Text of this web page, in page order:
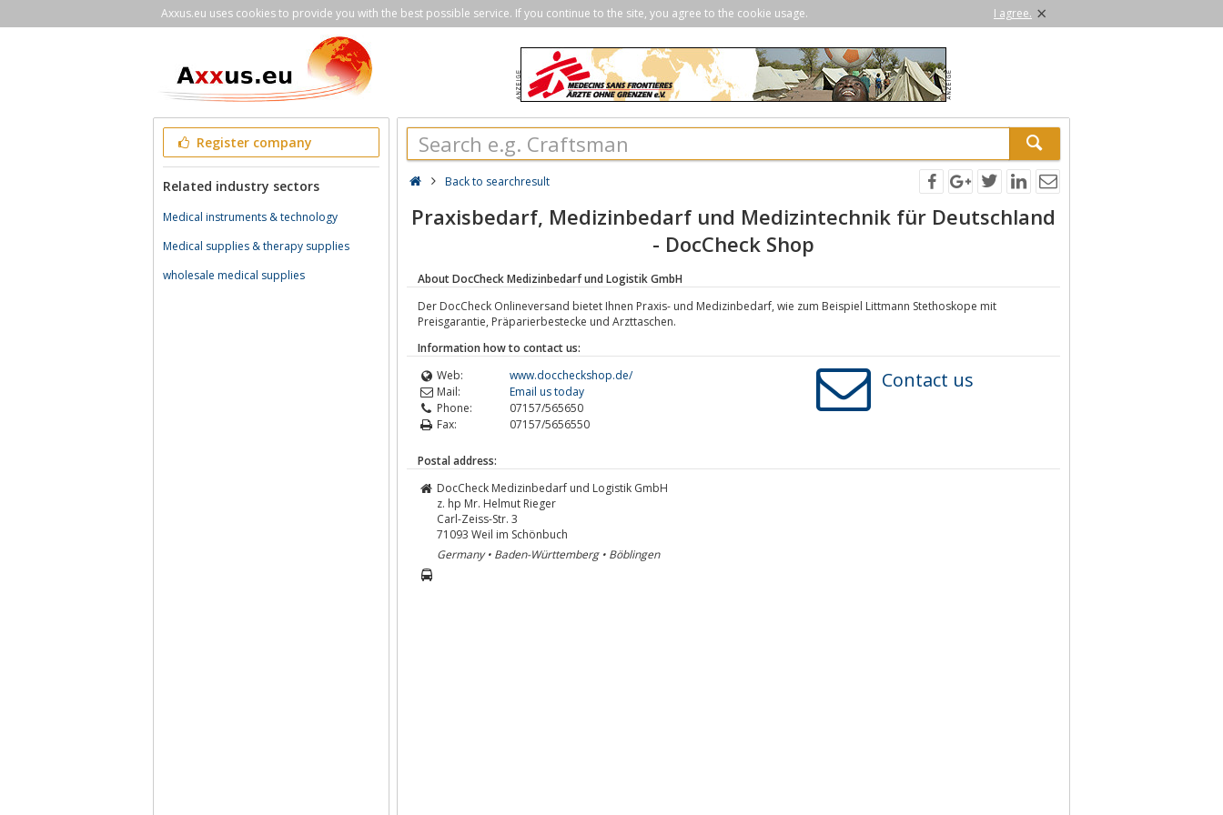
Axxus.eu uses cookies to provide you with the best possible service. If you continue to the site, you agree to the cookie usage. I agree. ×
Register company
Related industry sectors
Medical instruments & technology
Medical supplies & therapy supplies
wholesale medical supplies
Back to searchresult
Praxisbedarf, Medizinbedarf und Medizintechnik für Deutschland
- DocCheck Shop
About DocCheck Medizinbedarf und Logistik GmbH
Der DocCheck Onlineversand bietet Ihnen Praxis- und Medizinbedarf, wie zum Beispiel Littmann Stethoskope mit
Preisgarantie, Präparierbestecke und Arzttaschen.
Information how to contact us:
Web:
www.doccheckshop.de/
Mail:
Email us today
Phone:
07157/565650
Fax:
07157/5656550
Contact us
Postal address:
DocCheck Medizinbedarf und Logistik GmbH
z. hp Mr. Helmut Rieger
Carl-Zeiss-Str. 3
71093 Weil im Schönbuch
Germany • Baden-Württemberg • Böblingen